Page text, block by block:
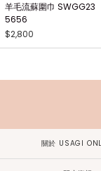
羊毛流蘇圍巾 SWGG23
5656
$2,800
關於 USAGI